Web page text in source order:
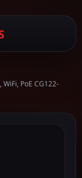
PoE CG122-